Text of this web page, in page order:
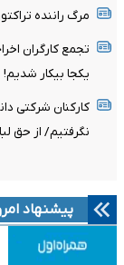
مرگ راننده
تجمع کارگران
یکجا بیکار شدیم!
کارکنان شرکتی
نگرفتیم/ از حق
پیشنهاد